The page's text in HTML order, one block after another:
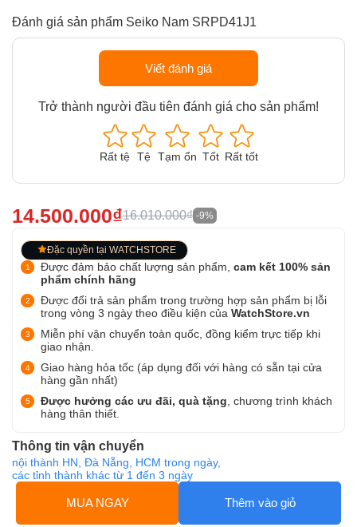
Đánh giá sản phẩm Seiko Nam SRPD41J1
Viết đánh giá
Trở thành người đầu tiên đánh giá cho sản phẩm!
Rất tệ Tệ Tạm ổn Tốt Rất tốt
14.500.000₫16.010.000₫ -9%
Đặc quyền tại WATCHSTORE
Được đảm bảo chất lượng sản phẩm, cam kết 100% sản
phẩm chính hãng
Được đổi trả sản phẩm trong trường hợp sản phẩm bị lỗi
trong vòng 3 ngày theo điều kiện của WatchStore.vn
Miễn phí vận chuyển toàn quốc, đồng kiểm trực tiếp khi
giao nhận.
Giao hàng hỏa tốc (áp dụng đối với hàng có sẵn tại cửa
hàng gần nhất)
Được hưởng các ưu đãi, quà tặng , chương trình khách
hàng thân thiết.
Thông tin vận chuyển
nội thành HN, Đà Nẵng, HCM trong ngày,
các tỉnh thành khác từ 1 đến 3 ngày
MUA NGAY Thêm vào giỏ